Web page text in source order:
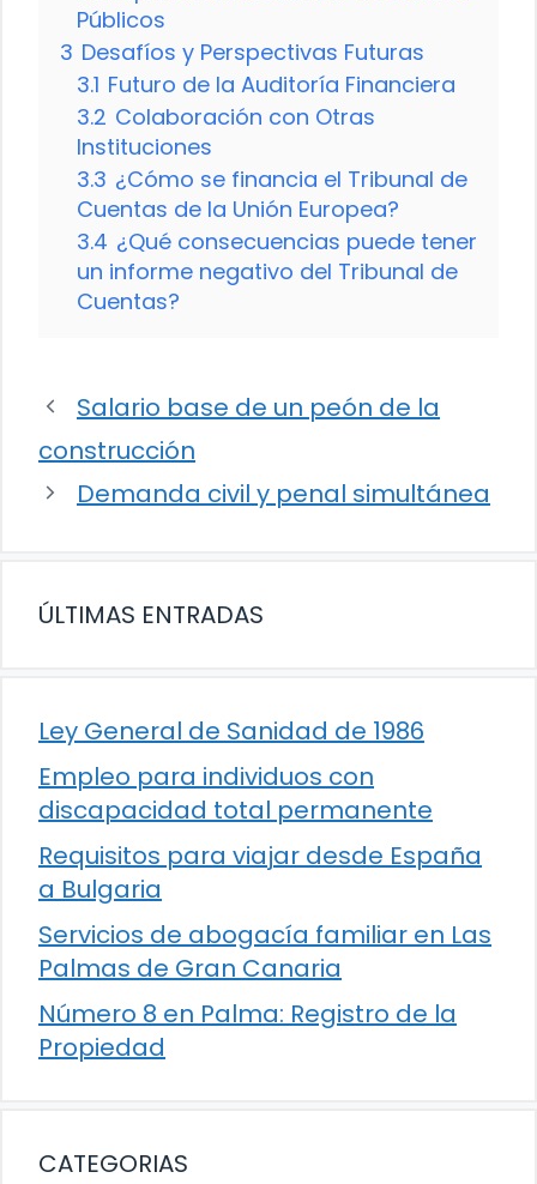
Públicos
3 Desafíos y Perspectivas Futuras
3.1 Futuro de la Auditoría Financiera
3.2 Colaboración con Otras
Instituciones
3.3 ¿Cómo se financia el Tribunal de
Cuentas de la Unión Europea?
3.4 ¿Qué consecuencias puede tener
un informe negativo del Tribunal de
Cuentas?
Salario base de un peón de la
construcción
Demanda civil y penal simultánea
ÚLTIMAS ENTRADAS
Ley General de Sanidad de 1986
Empleo para individuos con
discapacidad total permanente
Requisitos para viajar desde España
a Bulgaria
Servicios de abogacía familiar en Las
Palmas de Gran Canaria
Número 8 en Palma: Registro de la
Propiedad
CATEGORIAS